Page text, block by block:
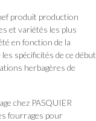
produit production
et variétés les plus
en fonction de la
spécificités de ce début
herbagères de
chez PASQUIER
fourrages pour